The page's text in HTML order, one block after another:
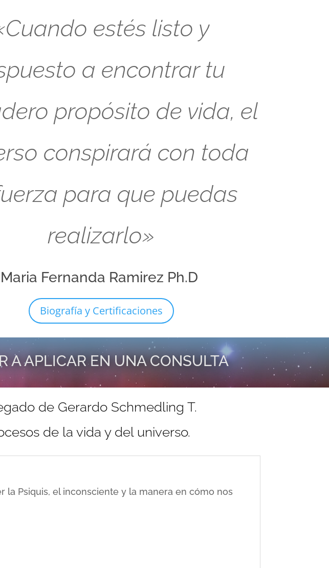
estés listo y
a encontrar tu
propósito de vida, el
conspirará con toda
para que puedas
realizarlo»
Maria Fernanda Ramirez Ph.D
Biografía y Certificaciones
A APLICAR EN UNA CONSULTA
de Gerardo Schmedling T.
de la vida y del universo.
la Psiquis, el inconsciente y la manera en cómo nos